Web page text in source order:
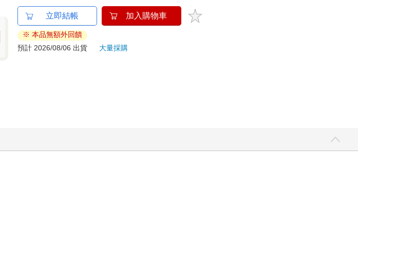
立即結帳 加入購物車
※ 本品無額外回饋
預計 2026/08/06 出貨
大量採購